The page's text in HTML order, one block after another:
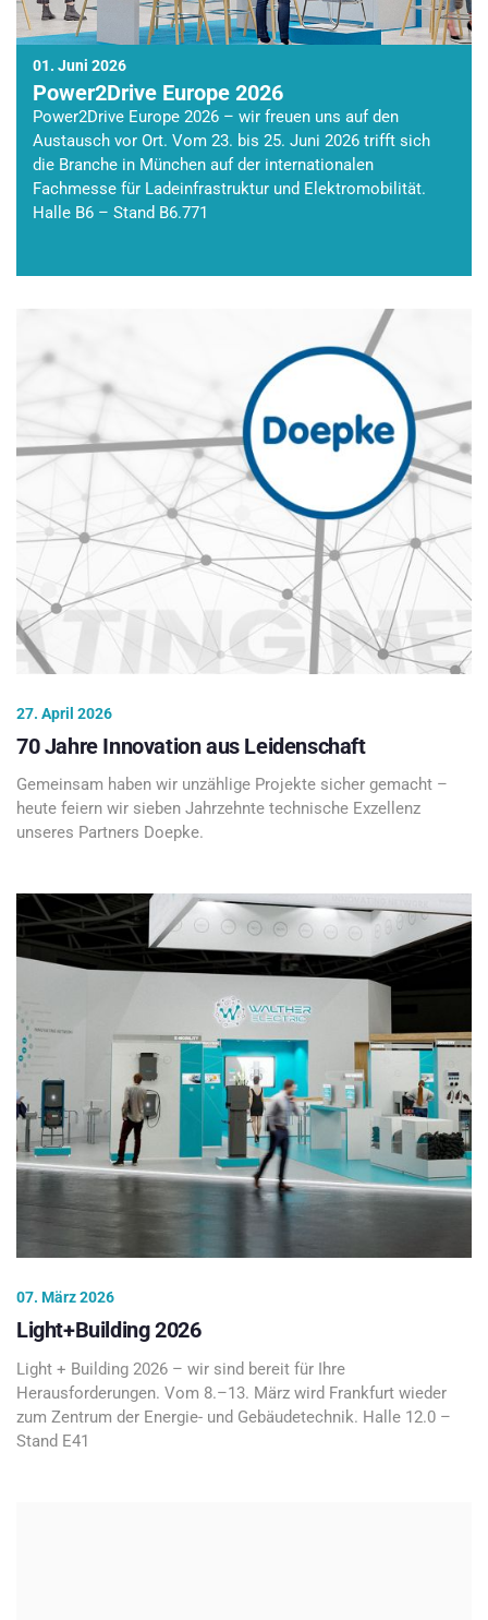
01. Juni 2026
Power2Drive Europe 2026
Power2Drive Europe 2026 – wir freuen uns auf den
Austausch vor Ort. Vom 23. bis 25. Juni 2026 trifft sich
die Branche in München auf der internationalen
Fachmesse für Ladeinfrastruktur und Elektromobilität.
Halle B6 – Stand B6.771
27. April 2026
70 Jahre Innovation aus Leidenschaft
Gemeinsam haben wir unzählige Projekte sicher gemacht –
heute feiern wir sieben Jahrzehnte technische Exzellenz
unseres Partners Doepke.
07. März 2026
Light+Building 2026
Light + Building 2026 – wir sind bereit für Ihre
Herausforderungen. Vom 8.–13. März wird Frankfurt wieder
zum Zentrum der Energie- und Gebäudetechnik. Halle 12.0 –
Stand E41